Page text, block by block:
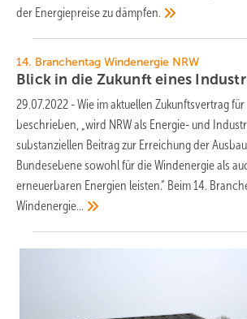
der Energiepreise zudämpfen.
14. Branchentag Windenergie NRW
Blick in die Zukunft eines
29.07.2022 -Wie im aktuellen Zukunftsvertrag
beschrieben, „wird NRW als Energie- und
substanziellen Beitrag zur Erreichung der
Bundesebene sowohl für die Windenergie als
erneuerbaren Energien leisten.“ Beim 14.
Windenergie...